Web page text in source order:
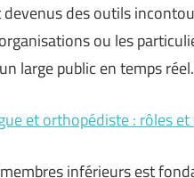
des outils
ou les
large public en temps
et orthopédiste : rôles
inférieurs est